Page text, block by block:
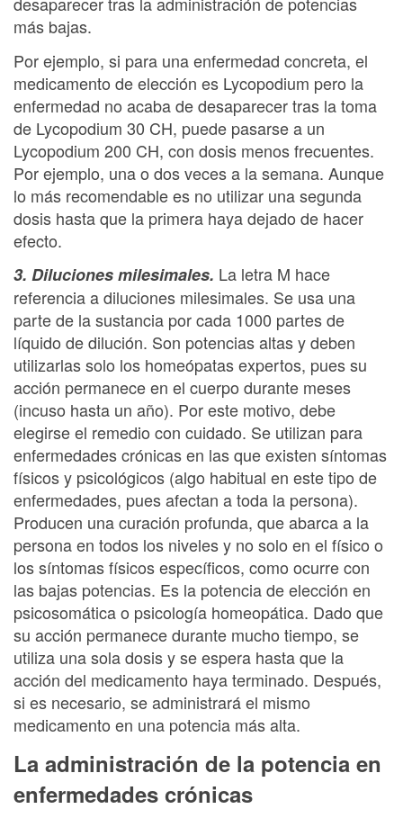
más bajas.
Por ejemplo, si para una enfermedad concreta, el
medicamento de elección es Lycopodium pero la
enfermedad no acaba de desaparecer tras la toma
de Lycopodium 30 CH, puede pasarse a un
Lycopodium 200 CH, con dosis menos frecuentes.
Por ejemplo, una o dos veces a la semana. Aunque
lo más recomendable es no utilizar una segunda
dosis hasta que la primera haya dejado de hacer
efecto.
3. Diluciones milesimales. La letra M hace
referencia a diluciones milesimales. Se usa una
parte de la sustancia por cada 1000 partes de
líquido de dilución. Son potencias altas y deben
utilizarlas solo los homeópatas expertos, pues su
acción permanece en el cuerpo durante meses
(incuso hasta un año). Por este motivo, debe
elegirse el remedio con cuidado. Se utilizan para
enfermedades crónicas en las que existen síntomas
físicos y psicológicos (algo habitual en este tipo de
enfermedades, pues afectan a toda la persona).
Producen una curación profunda, que abarca a la
persona en todos los niveles y no solo en el físico o
los síntomas físicos específicos, como ocurre con
las bajas potencias. Es la potencia de elección en
psicosomática o psicología homeopática. Dado que
su acción permanece durante mucho tiempo, se
utiliza una sola dosis y se espera hasta que la
acción del medicamento haya terminado. Después,
si es necesario, se administrará el mismo
medicamento en una potencia más alta.
La administración de la potencia en
enfermedades crónicas